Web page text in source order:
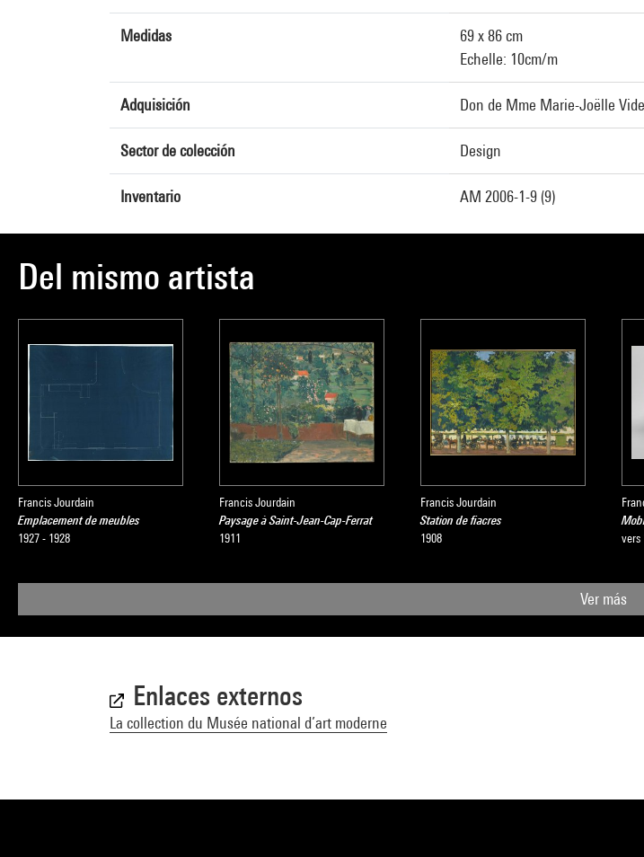
Medidas
69 x 86 cm
Echelle: 10cm/m
Adquisición Don de Mme Marie-Joëlle
Sector de colección Design
Inventario AM 2006-1-9 (9)
Del mismo artista
Francis Jourdain
Emplacement de meubles
1927 - 1928
Francis Jourdain
Paysage à Saint-Jean-Cap-Ferrat
1911
Francis Jourdain
Station de fiacres
1908
vers
Ver más
Enlaces externos
La collection du Musée national d’art moderne